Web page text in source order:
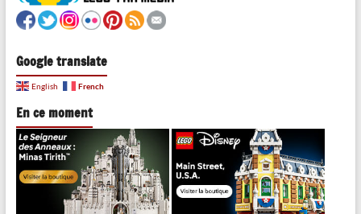
Google translate
English French
En ce moment